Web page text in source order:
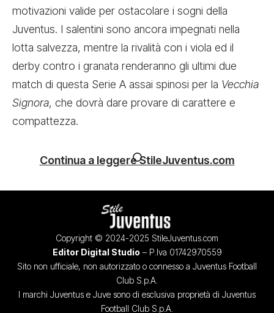
motivazioni valide per ostacolare i sogni della
Juventus. I salentini sono ancora impegnati nella
lotta salvezza, mentre la rivalità con i viola ed il
derby contro i granata renderanno gli ultimi due
match di questa Serie A assai spinosi per la Vecchia
Signora, che dovrà dare provare di carattere e
compattezza.
Continua a leggere StileJuventus.com
Copyright © 2024-2025 StileJuventus.com
Editor Digital Studio – P.Iva 01742970559
Sito non ufficiale, non autorizzato o connesso a Juventus Football
Club S.p.A.
I marchi Juventus e Juve sono di esclusiva proprietà di Juventus
Football Club S.p.A.